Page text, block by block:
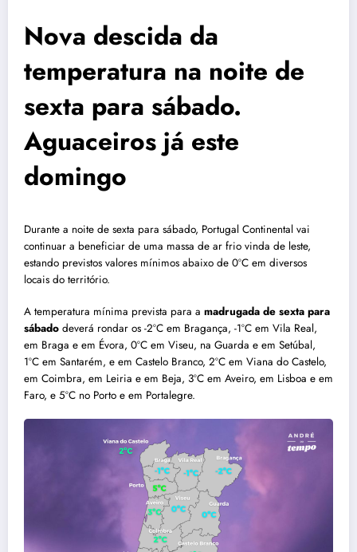
Nova descida da
temperatura na noite de
sexta para sábado.
Aguaceiros já este
domingo
Durante a noite de sexta para sábado, Portugal Continental vai
continuar a beneficiar de uma massa de ar frio vinda de leste,
estando previstos valores mínimos abaixo de 0ºC em diversos
locais do território.
A temperatura mínima prevista para a madrugada de sexta para
sábado deverá rondar os -2ºC em Bragança, -1ºC em Vila Real,
em Braga e em Évora, 0ºC em Viseu, na Guarda e em Setúbal,
1ºC em Santarém, e em Castelo Branco, 2ºC em Viana do Castelo,
em Coimbra, em Leiria e em Beja, 3ºC em Aveiro, em Lisboa e em
Faro, e 5ºC no Porto e em Portalegre.